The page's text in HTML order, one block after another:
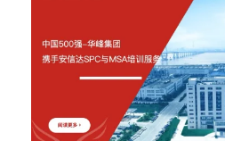
2026年6